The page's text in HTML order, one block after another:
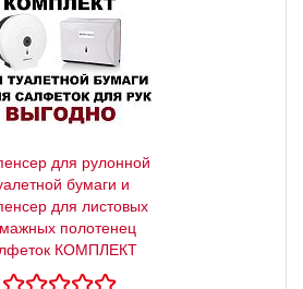
для рулонной
бумаги и
для листовых
полотенец
КОМПЛЕКТ